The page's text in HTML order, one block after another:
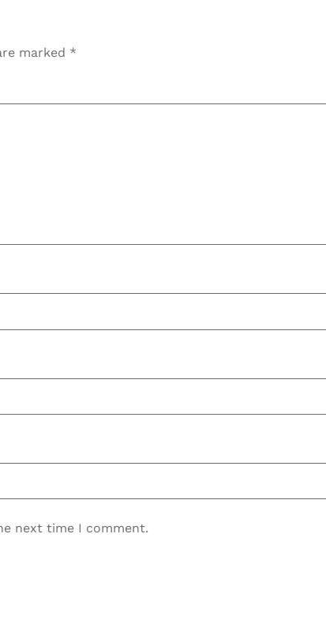
marked *
next time I comment.